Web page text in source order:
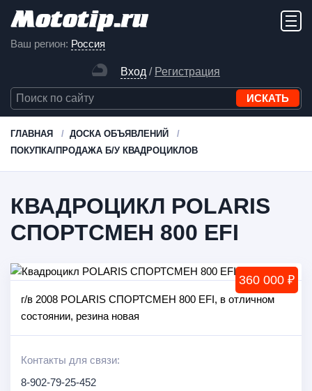
Ваш регион: Россия
Вход / Регистрация
ГЛАВНАЯ
ДОСКА ОБЪЯВЛЕНИЙ
ПОКУПКА/ПРОДАЖА Б/У КВАДРОЦИКЛОВ
КВАДРОЦИКЛ POLARIS
СПОРТСМЕН 800 EFI
360 000 ₽
г/в 2008 POLARIS СПОРТСМЕН 800 EFI, в отличном
состоянии, резина новая
Контакты для связи:
8-902-79-25-452